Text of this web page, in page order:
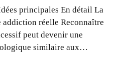
principales En détail La
addiction réelle Reconnaître
peut devenir une
similaire aux…